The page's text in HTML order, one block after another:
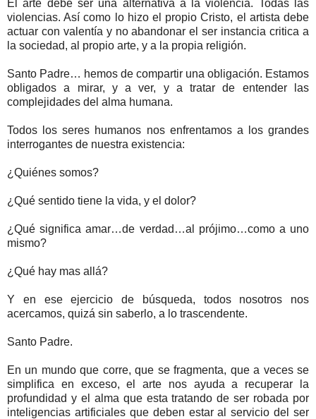
El arte debe ser una alternativa a la violencia. Todas las
violencias. Así como lo hizo el propio Cristo, el artista debe
actuar con valentía y no abandonar el ser instancia critica a
la sociedad, al propio arte, y a la propia religión.
Santo Padre… hemos de compartir una obligación. Estamos
obligados a mirar, y a ver, y a tratar de entender las
complejidades del alma humana.
Todos los seres humanos nos enfrentamos a los grandes
interrogantes de nuestra existencia:
¿Quiénes somos?
¿Qué sentido tiene la vida, y el dolor?
¿Qué significa amar…de verdad…al prójimo…como a uno
mismo?
¿Qué hay mas allá?
Y en ese ejercicio de búsqueda, todos nosotros nos
acercamos, quizá sin saberlo, a lo trascendente.
Santo Padre.
En un mundo que corre, que se fragmenta, que a veces se
simplifica en exceso, el arte nos ayuda a recuperar la
profundidad y el alma que esta tratando de ser robada por
inteligencias artificiales que deben estar al servicio del ser